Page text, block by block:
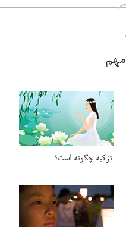
تزکیه چگونه است؟